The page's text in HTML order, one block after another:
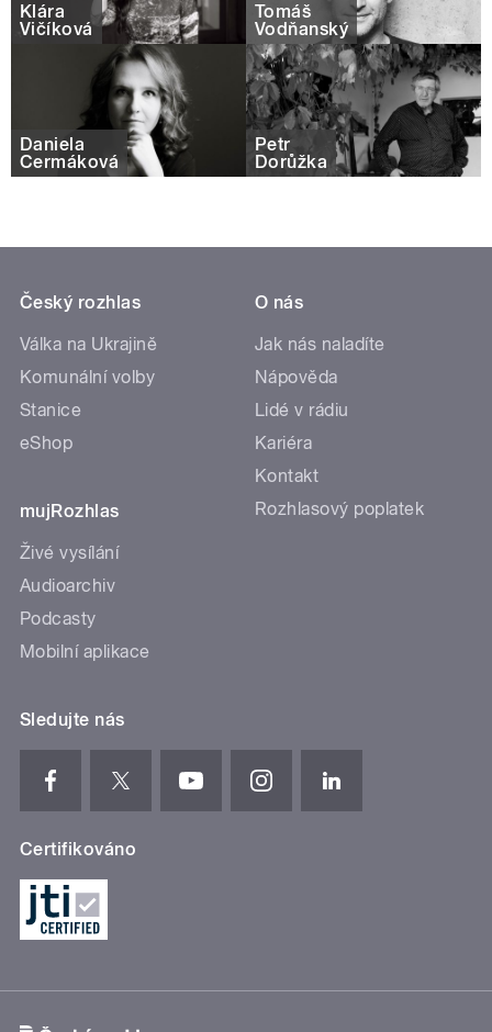
Klára
Vičíková
Tomáš
Vodňanský
Daniela
Čermáková
Petr
Dorůžka
Český rozhlas
Válka na Ukrajině
Komunální volby
Stanice
eShop
mujRozhlas
Živé vysílání
Audioarchiv
Podcasty
Mobilní aplikace
O nás
Jak nás naladíte
Nápověda
Lidé v rádiu
Kariéra
Kontakt
Rozhlasový poplatek
Sledujte nás
Certifikováno